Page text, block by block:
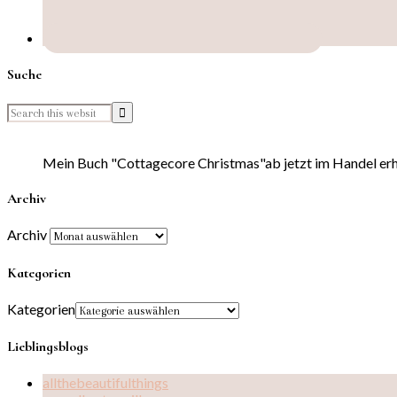
Suche
Mein Buch "Cottagecore Christmas"ab jetzt im Handel
Archiv
Archiv
Kategorien
Kategorien
Lieblingsblogs
allthebeautifulthings